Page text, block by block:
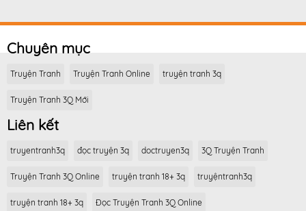
Chuyên mục
Truyện Tranh Truyện Tranh Online truyện tranh 3q
Truyện Tranh 3Q Mới
Liên kết
truyentranh3q đọc truyện 3q doctruyen3q 3Q Truyện Tranh
Truyện Tranh 3Q Online truyện tranh 18+ 3q truyệntranh3q
truyện tranh 18+ 3q Đọc Truyện Tranh 3Q Online